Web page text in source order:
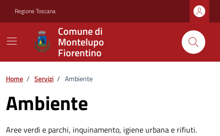
Regione Toscana
Comune di
Montelupo
Fiorentino
Home / Servizi / Ambiente
Ambiente
Aree verdi e parchi, inquinamento, igiene urbana e rifiuti.